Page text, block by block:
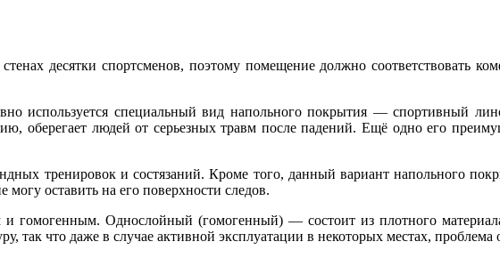
десятки спортсменов, поэтому помещение должно соответствовать
используется специальный вид напольного покрытия — спортивный
оберегает людей от серьезных травм после падений. Ещё одно его
тренировок и состязаний. Кроме того, данный вариант напольного
оставить на его поверхности следов.
гомогенным. Однослойный (гомогенный) — состоит из плотного
так что даже в случае активной эксплуатации в некоторых местах, проблема